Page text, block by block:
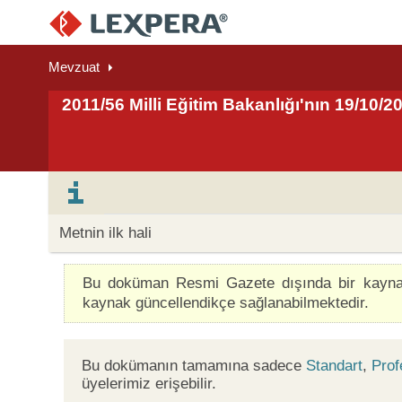
Mevzuat
2011/56 Milli Eğitim Bakanlığı'nın 19/10/
Metnin ilk hali
Bu doküman Resmi Gazete dışında bir
kaynak güncellendikçe sağlanabilmektedir.
Bu dokümanın tamamına sadece Standart,
üyelerimiz erişebilir.